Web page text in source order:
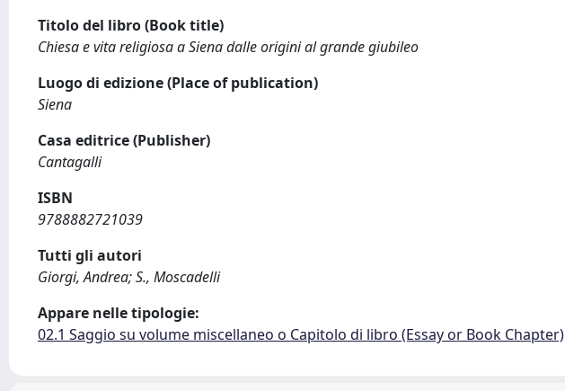
Titolo del libro (Book title)
Chiesa e vita religiosa a Siena dalle origini al grande giubileo
Luogo di edizione (Place of publication)
Siena
Casa editrice (Publisher)
Cantagalli
ISBN
9788882721039
Tutti gli autori
Giorgi, Andrea; S., Moscadelli
Appare nelle tipologie:
02.1 Saggio su volume miscellaneo o Capitolo di libro (Essay or Book Chapter)